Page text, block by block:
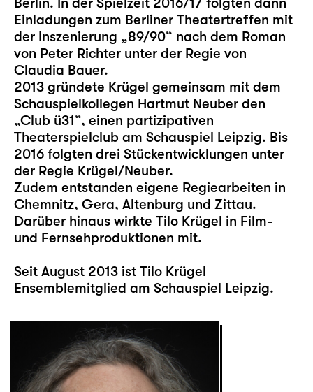
Einladungen zum Berliner Theatertreffen mit
der Inszenierung „89/90“ nach dem Roman
von Peter Richter unter der Regie von
Claudia Bauer.
2013 gründete Krügel gemeinsam mit dem
Schauspielkollegen Hartmut Neuber den
„Club ü31“, einen partizipativen
Theaterspielclub am Schauspiel Leipzig. Bis
2016 folgten drei Stückentwicklungen unter
der Regie Krügel/Neuber.
Zudem entstanden eigene Regiearbeiten in
Chemnitz, Gera, Altenburg und Zittau.
Darüber hinaus wirkte Tilo Krügel in Film-
und Fernsehproduktionen mit.
Seit August 2013 ist Tilo Krügel
Ensemblemitglied am Schauspiel Leipzig.